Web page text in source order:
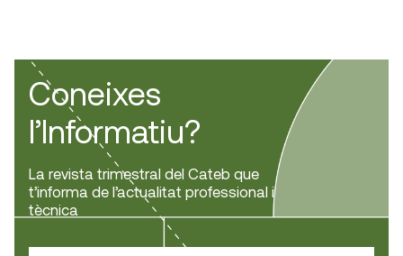
Coneixes
l’Informatiu?
La revista trimestral del Cateb que
t’informa de l’actualitat professional i
tècnica